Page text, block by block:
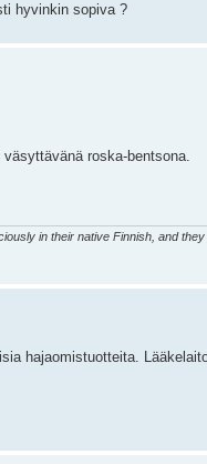
hyvinkin sopiva ?
roska-bentsona.
in their native Finnish, and
hajaomistuotteita.